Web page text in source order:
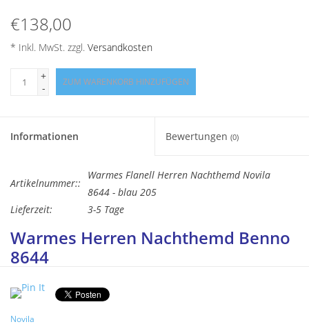
Angebote
Info-Service
Vertrag widerrufen
Blog-Aktuelles
Marken
€138,00
* Inkl. MwSt. zzgl. Versandkosten
+
-
ZUM WARENKORB HINZUFÜGEN
Informationen Bewertungen (0)
Artikelnummer::
Warmes Flanell Herren Nachthemd Novila
8644 - blau 205
Lieferzeit:
3-5 Tage
Warmes Herren Nachthemd Benno
8644
Hochwertiges Herrennachthemd gewebt in klassischem
Novila